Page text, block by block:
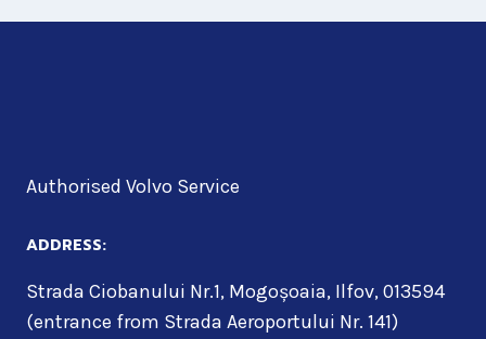
Authorised Volvo Service
ADDRESS:
Strada Ciobanului Nr.1, Mogoșoaia, Ilfov, 013594
(entrance from Strada Aeroportului Nr. 141)